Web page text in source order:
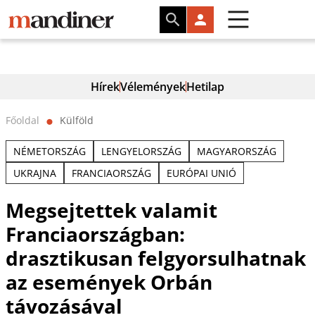
HírekVéleményekHetilap
Főoldal ⬤ Külföld
NÉMETORSZÁG LENGYELORSZÁG
MAGYARORSZÁG
UKRAJNA
FRANCIAORSZÁG EURÓPAI UNIÓ
Megsejtettek valamit
Franciaországban:
drasztikusan felgyorsulhatnak
az események Orbán
távozásával